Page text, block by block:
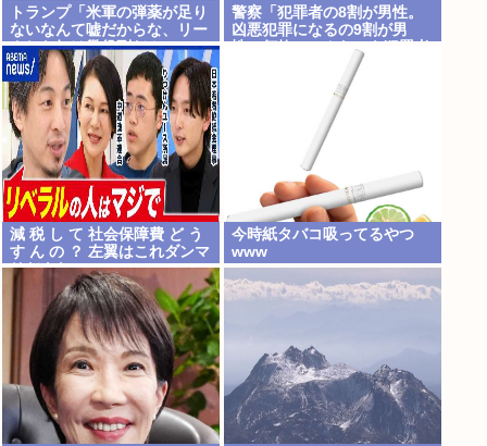
トランプ「米軍の弾薬が足り
ないなんて嘘だからな、リー
クした奴は懲役刑だ！」
警察「犯罪者の8割が男性。
凶悪犯罪になるの9割が男
性。何故、こんなにも犯罪者
は男性に偏るのか」
減 税 し て 社会保障費 ど う
す ん の ？ 左翼はこれダンマ
リだよな
今時紙タバコ吸ってるやつ
www